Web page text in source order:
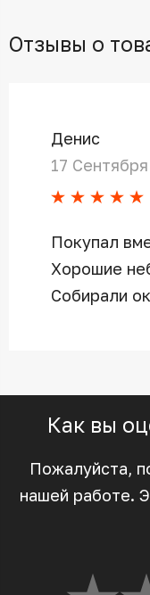
Отзывы о
Денис
17
Покупал
Хорошие
Собирали
Как вы
Пожалуйста,
нашей работе.